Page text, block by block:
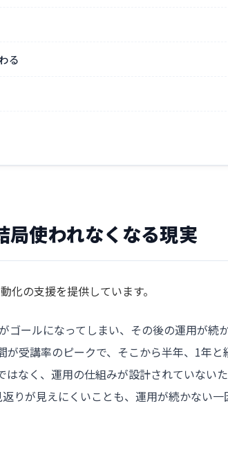
る
局使われなくなる現実
化の支援を提供しています。
ゴールになってしまい、その後の運用が続
が受講率のピークで、そこから半年、1年と
なく、運用の仕組みが設計されていない
りが見えにくいことも、運用が続かない一